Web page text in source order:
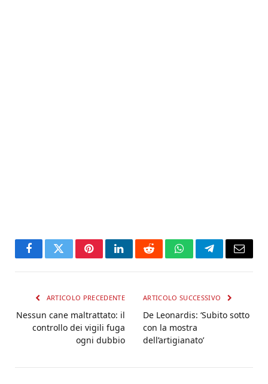
FacebookTwitterPinterestLinkedInRedditWhatsAppTelegramEmail
ARTICOLO PRECEDENTE
Nessun cane maltrattato: il
controllo dei vigili fuga
ogni dubbio
ARTICOLO SUCCESSIVO
De Leonardis: ‘Subito sotto
con la mostra
dell’artigianato’